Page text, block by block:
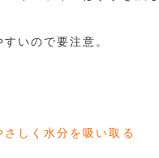
すいので要注意。
さしく水分を吸い取る